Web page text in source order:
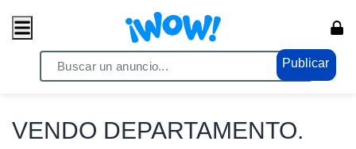
Publicar
/ Propiedades / Lotes industriales
VENDO DEPARTAMENTO.